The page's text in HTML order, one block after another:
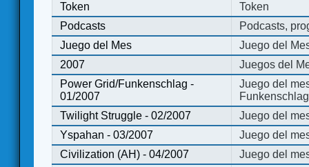
Token
Token
Podcasts
Podcasts,
Juego del Mes
Juego del
2007
Juegos del
Power Grid/Funkenschlag -
01/2007
Juego del
Twilight Struggle - 02/2007
Juego del
Yspahan - 03/2007
Juego del
Civilization (AH) - 04/2007
Juego del